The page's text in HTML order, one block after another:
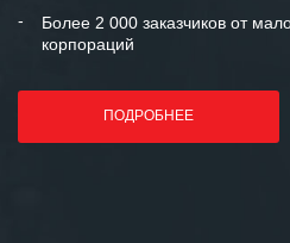
Более 2 000 заказчиков от
корпораций
ПОДРОБНЕЕ